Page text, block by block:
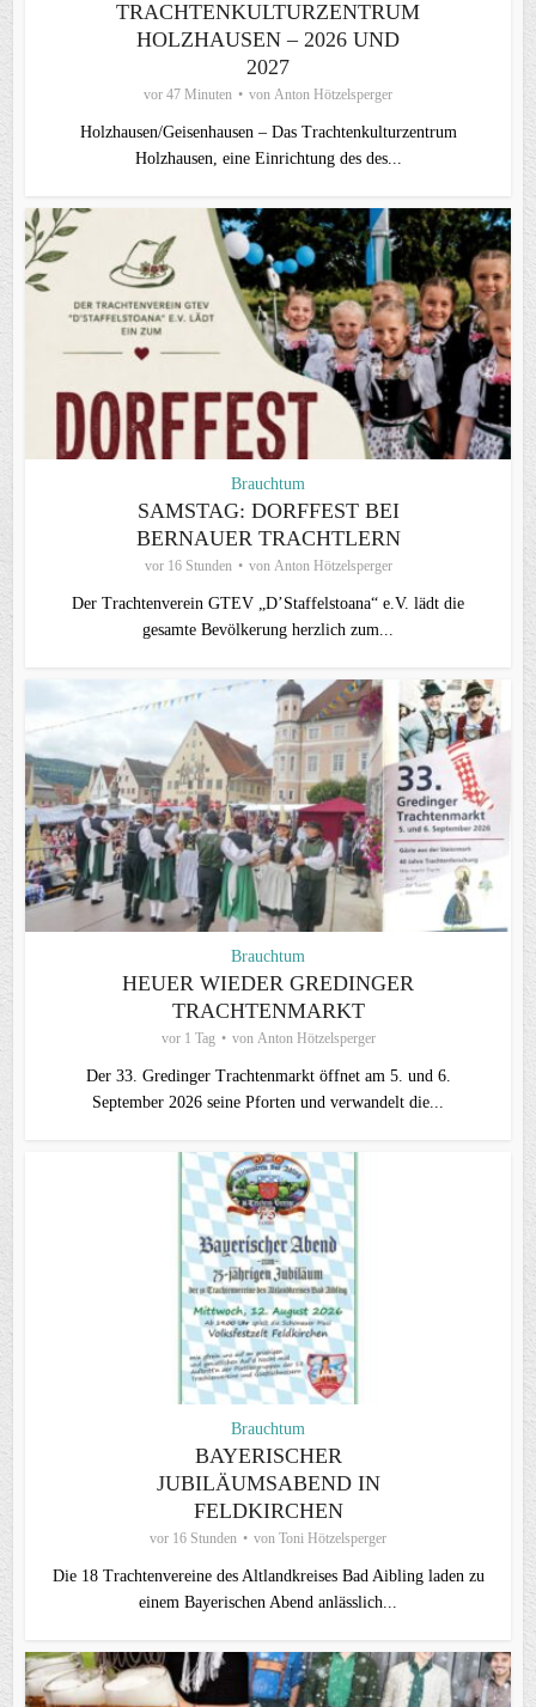
TRACHTENKULTURZENTRUM
HOLZHAUSEN – 2026 UND
2027
vor 47 Minuten von Anton Hötzelsperger
Holzhausen/Geisenhausen – Das Trachtenkulturzentrum
Holzhausen, eine Einrichtung des des...
Brauchtum
SAMSTAG: DORFFEST BEI
BERNAUER TRACHTLERN
vor 16 Stunden von Anton Hötzelsperger
Der Trachtenverein GTEV „D’Staffelstoana“ e.V. lädt die
gesamte Bevölkerung herzlich zum...
Brauchtum
HEUER WIEDER GREDINGER
TRACHTENMARKT
vor 1 Tag von Anton Hötzelsperger
Der 33. Gredinger Trachtenmarkt öffnet am 5. und 6.
September 2026 seine Pforten und verwandelt die...
Brauchtum
BAYERISCHER
JUBILÄUMSABEND IN
FELDKIRCHEN
vor 16 Stunden von Toni Hötzelsperger
Die 18 Trachtenvereine des Altlandkreises Bad Aibling laden zu
einem Bayerischen Abend anlässlich...